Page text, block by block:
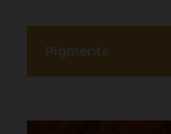
Pigments